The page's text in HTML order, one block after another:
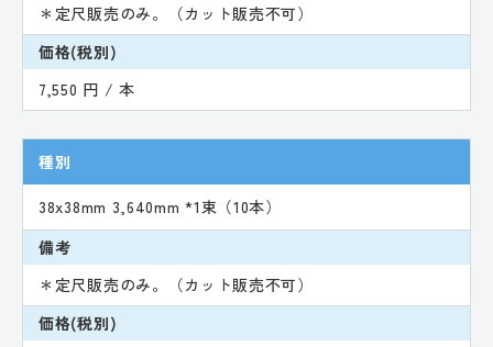
＊定尺販売のみ。（カット販売不可）
価格(税別)
7,550 円 / 本
種別
38x38mm 3,640mm *1束（10本）
備考
＊定尺販売のみ。（カット販売不可）
価格(税別)